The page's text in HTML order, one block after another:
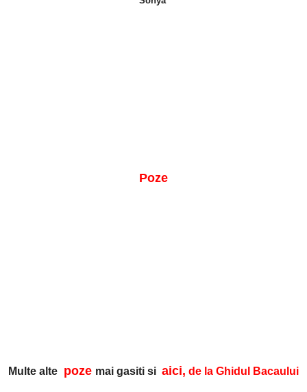
Poze
Multe alte poze mai gasiti si aici, de la Ghidul Bacaului